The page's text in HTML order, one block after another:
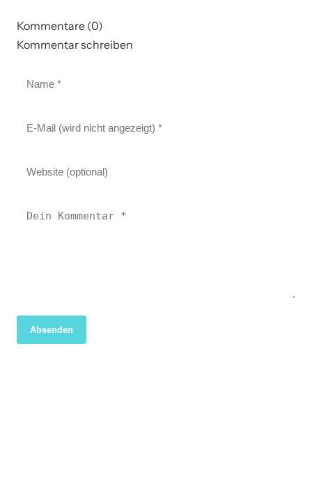
Kommentare (0)
Kommentar schreiben
Absenden